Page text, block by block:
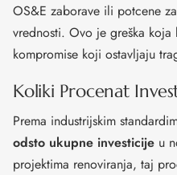
OS&E zaborave ili potcene
vrednosti. Ovo je greška
kompromise koji ostavljaju
Koliki Procenat
Prema industrijskim
odsto ukupne investicije u
projektima renoviranja, taj